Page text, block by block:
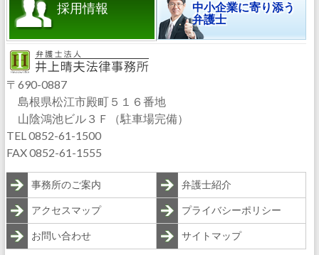
採用情報
中小企業に寄り添う
弁護士
〒690-0887
島根県松江市殿町５１６番地
山陰鴻池ビル３Ｆ（駐車場完備）
TEL 0852-61-1500
FAX 0852-61-1555
事務所のご案内 弁護士紹介
アクセスマップ プライバシーポリシー
お問い合わせ サイトマップ